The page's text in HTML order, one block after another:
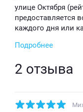
улице Октября
предоставляется
каждого дня или
Подробнее
2 отзыва